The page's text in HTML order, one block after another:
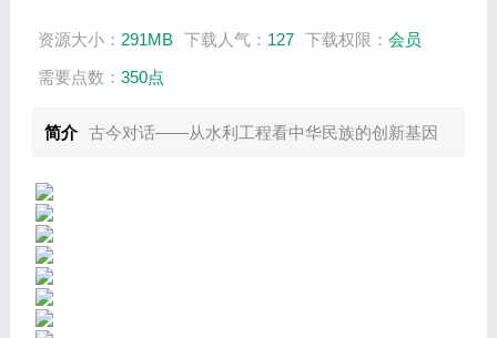
资源大小： 291MB 下载人气： 127 下载权限： 会员
需要点数： 350点
简介 古今对话——从水利工程看中华民族的创新基因